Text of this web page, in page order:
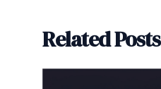
Related Posts